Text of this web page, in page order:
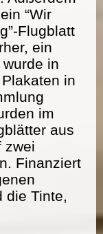
“Wir
Flugblatt
ein
in
in
im
aus
zwei
Finanziert
die Tinte,